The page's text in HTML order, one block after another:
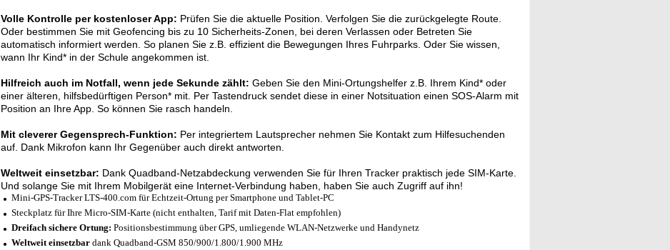
Volle Kontrolle per kostenloser App: Prüfen Sie die aktuelle Position. Verfolgen Sie die zurückgelegte Route.
Oder bestimmen Sie mit Geofencing bis zu 10 Sicherheits-Zonen, bei deren Verlassen oder Betreten Sie
automatisch informiert werden. So planen Sie z.B. effizient die Bewegungen Ihres Fuhrparks. Oder Sie wissen,
wann Ihr Kind* in der Schule angekommen ist.
Hilfreich auch im Notfall, wenn jede Sekunde zählt: Geben Sie den Mini-Ortungshelfer z.B. Ihrem Kind* oder
einer älteren, hilfsbedürftigen Person* mit. Per Tastendruck sendet diese in einer Notsituation einen SOS-Alarm mit
Position an Ihre App. So können Sie rasch handeln.
Mit cleverer Gegensprech-Funktion: Per integriertem Lautsprecher nehmen Sie Kontakt zum Hilfesuchenden
auf. Dank Mikrofon kann Ihr Gegenüber auch direkt antworten.
Weltweit einsetzbar: Dank Quadband-Netzabdeckung verwenden Sie für Ihren Tracker praktisch jede SIM-Karte.
Und solange Sie mit Ihrem Mobilgerät eine Internet-Verbindung haben, haben Sie auch Zugriff auf ihn!
Mini-GPS-Tracker LTS-400.com für Echtzeit-Ortung per Smartphone und Tablet-PC
Steckplatz für Ihre Micro-SIM-Karte (nicht enthalten, Tarif mit Daten-Flat empfohlen)
Dreifach sichere Ortung: Positionsbestimmung über GPS, umliegende WLAN-Netzwerke und Handynetz
Weltweit einsetzbar dank Quadband-GSM 850/900/1.800/1.900 MHz